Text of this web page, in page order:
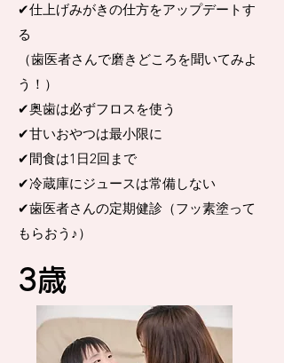
​✔︎仕上げみがきの仕方をアップデートす
る
（歯医者さんで磨きどころを聞いてみよ
う！）
​✔︎奥歯は必ずフロスを使う
​✔︎甘いおやつは最小限に
✔︎間食は1日2回まで
​✔︎冷蔵庫にジュースは常備しない
​✔︎歯医者さんの定期健診（フッ素塗って
もらおう♪）
​3歳